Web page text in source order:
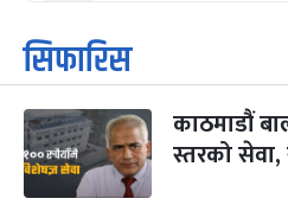
१
आइत
कार्तिक सङ्क्रान्ति
कार्तिक १, २०८३
३
मंगल
महानवमी
कार्तिक ३, २०८३-Oct 20, 2026
सिफारिस
काठमाडौं
स्तरको